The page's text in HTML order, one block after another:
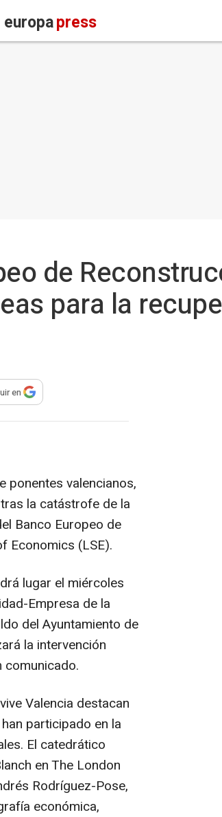
europapress
de
para la
en
ponentes valencianos,
la catástrofe de la
Banco Europeo de
Economics (LSE).
lugar el miércoles
Empresa de la
del Ayuntamiento de
la intervención
comunicado.
Valencia destacan
participado en la
El catedrático
en The London
Rodríguez-Pose,
económica,